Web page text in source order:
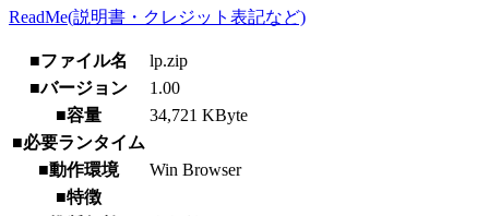
ReadMe(説明書・クレジット表記など)
■ファイル名
lp.zip
■バージョン
1.00
■容量
34,721 KByte
■必要ランタイム
■動作環境
Win Browser
■特徴